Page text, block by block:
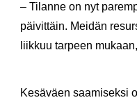
– Ti­lan­ne on nyt
päi­vit­täin. Mei­dän
liik­kuu tar­peen
Ke­sä­väen saa­mi­sek­si